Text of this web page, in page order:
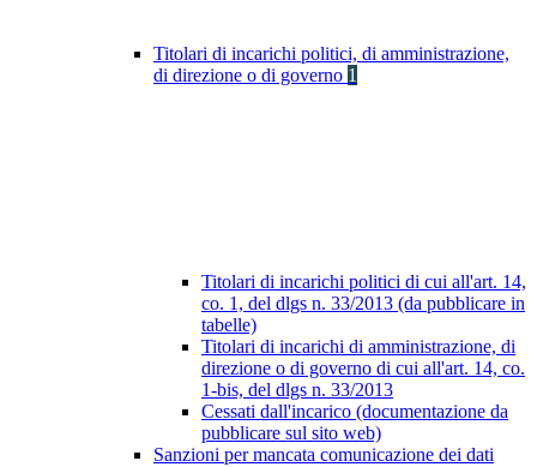
Titolari di incarichi politici, di amministrazione,
di direzione o di governo 1
Titolari di incarichi politici di cui all'art. 14,
co. 1, del dlgs n. 33/2013 (da pubblicare in
tabelle)
Titolari di incarichi di amministrazione, di
direzione o di governo di cui all'art. 14, co.
1-bis, del dlgs n. 33/2013
Cessati dall'incarico (documentazione da
pubblicare sul sito web)
Sanzioni per mancata comunicazione dei dati